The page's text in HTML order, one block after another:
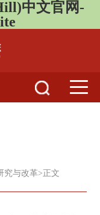
中文官网-
究与改革> 正文